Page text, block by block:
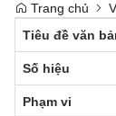
Trang chủ
Tiêu đề văn
Số hiệu
Phạm vi